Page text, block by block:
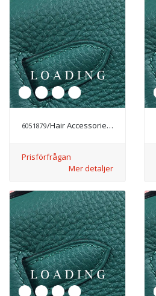
6051879/Hair Accessories från CHANEL
Prisförfrågan
Mer detaljer